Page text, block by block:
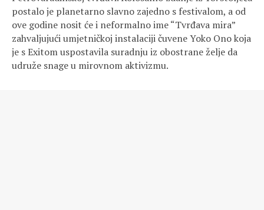
postalo je planetarno slavno zajedno s festivalom, a od
ove godine nosit će i neformalno ime “Tvrđava mira”
zahvaljujući umjetničkoj instalaciji čuvene Yoko Ono koja
je s Exitom uspostavila suradnju iz obostrane želje da
udruže snage u mirovnom aktivizmu.